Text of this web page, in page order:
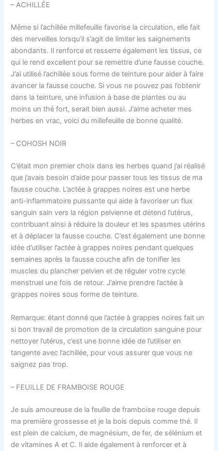
– ACHILLÉE
Même si l’achillée millefeuille favorise la circulation, elle fait
des merveilles lorsqu’il s’agit de limiter les saignements
abondants. Il renforce et resserre également les tissus, ce
qui le rend excellent pour se remettre d’une fausse couche.
J’ai utilisé l’achillée sous forme de teinture pour aider à faire
avancer la fausse couche. Si vous ne pouvez pas l’obtenir
dans la teinture, une infusion à base de plantes ou au
moins un thé fort, serait bien aussi. J’aime acheter mes
herbes en vrac, voici du millefeuille de bonne qualité.
– COHOSH NOIR
C’était mon premier choix dans les herbes quand j’ai réalisé
que j’avais besoin d’aide pour passer tous les tissus de ma
fausse couche. L’actée à grappes noires est une herbe
anti-inflammatoire puissante qui aide à favoriser un flux
sanguin sain vers la région pelvienne et détend l’utérus,
contribuant ainsi à réduire la douleur et les spasmes utérins
et à déplacer la fausse couche. C’est également une bonne
idée d’utiliser l’actée à grappes noires pendant quelques
semaines après la fausse couche afin de tonifier les
muscles du plancher pelvien et de réguler votre cycle
menstruel une fois de retour. J’aime prendre l’actée à
grappes noires sous forme de teinture.
Remarque: étant donné que l’actée à grappes noires fait un
si bon travail de promotion de la circulation sanguine pour
nettoyer l’utérus, c’est une bonne idée de l’utiliser en
tangente avec l’achillée, pour vous assurer que vous ne
saignez pas trop.
– FEUILLE DE FRAMBOISE ROUGE
Je suis amoureuse de la feuille de framboise rouge depuis
ma première grossesse et je la bois depuis comme thé. Il
est plein de calcium, de magnésium, de fer, de sélénium et
de vitamines A et C. Il aide également à renforcer et à